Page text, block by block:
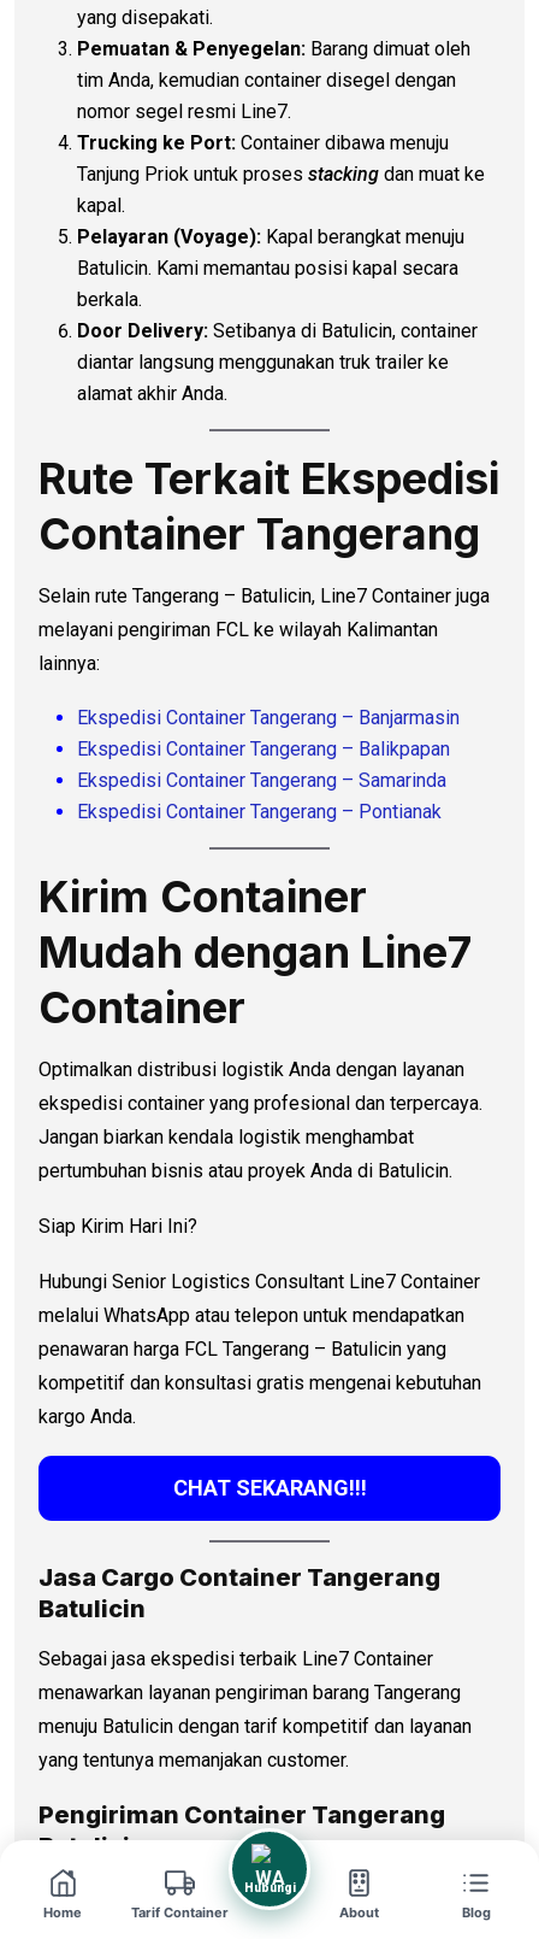
yang disepakati.
Pemuatan & Penyegelan: Barang dimuat oleh
tim Anda, kemudian container disegel dengan
nomor segel resmi Line7.
Trucking ke Port: Container dibawa menuju
Tanjung Priok untuk proses stacking dan muat ke
kapal.
Pelayaran (Voyage): Kapal berangkat menuju
Batulicin. Kami memantau posisi kapal secara
berkala.
Door Delivery: Setibanya di Batulicin, container
diantar langsung menggunakan truk trailer ke
alamat akhir Anda.
Rute Terkait Ekspedisi
Container Tangerang
Selain rute Tangerang – Batulicin, Line7 Container juga
melayani pengiriman FCL ke wilayah Kalimantan
lainnya:
Ekspedisi Container Tangerang – Banjarmasin
Ekspedisi Container Tangerang – Balikpapan
Ekspedisi Container Tangerang – Samarinda
Ekspedisi Container Tangerang – Pontianak
Kirim Container
Mudah dengan Line7
Container
Optimalkan distribusi logistik Anda dengan layanan
ekspedisi container yang profesional dan terpercaya.
Jangan biarkan kendala logistik menghambat
pertumbuhan bisnis atau proyek Anda di Batulicin.
Siap Kirim Hari Ini?
Hubungi Senior Logistics Consultant Line7 Container
melalui WhatsApp atau telepon untuk mendapatkan
penawaran harga FCL Tangerang – Batulicin yang
kompetitif dan konsultasi gratis mengenai kebutuhan
kargo Anda.
CHAT SEKARANG!!!
Jasa Cargo Container Tangerang
Batulicin
Sebagai jasa ekspedisi terbaik Line7 Container
menawarkan layanan pengiriman barang Tangerang
menuju Batulicin dengan tarif kompetitif dan layanan
yang tentunya memanjakan customer.
Pengiriman Container Tangerang
Batulicin
Hanya duduk santai di rumah bisa kirim barang ke luar
pulau? Hubungi marketing kami untuk info terbaru
Home Tarif Container
Hubungi
About Blog